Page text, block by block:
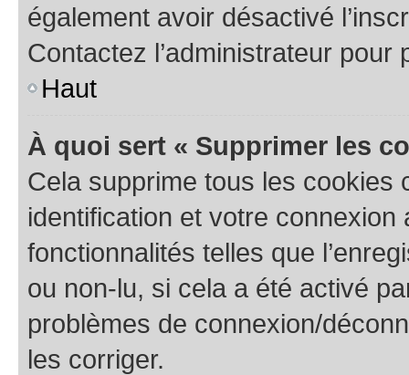
également avoir désactivé
Contactez l’administrateur
Haut
À quoi sert « Supprimer les
Cela supprime tous les cookies
identification et votre
fonctionnalités telles que
ou non-lu, si cela a été activé
problèmes de connexion/
les corriger.